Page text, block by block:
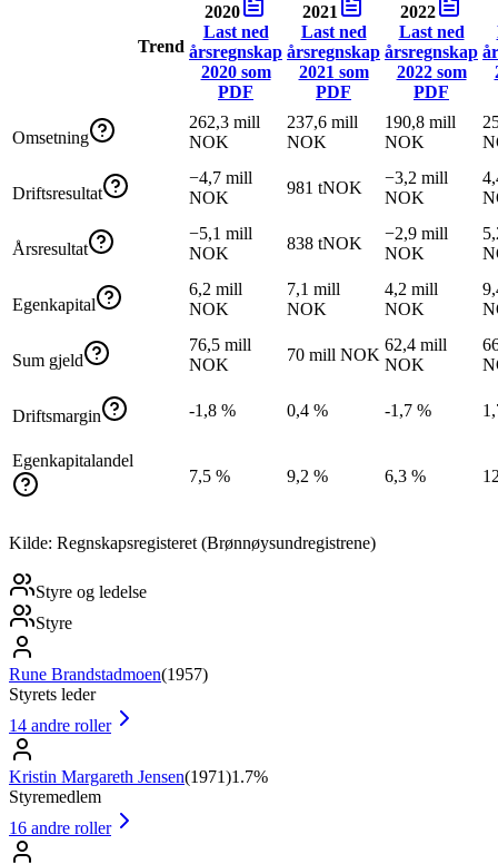
Trend
2020
Last ned
årsregnskap
2020som
PDF
2021
Last ned
årsregnskap
2021 som
PDF
2022
Last ned
årsregnskap
2022som
PDF
Omsetning
262,3 mill
NOK
237,6 mill
NOK
190,8 mill
NOK
Driftsresultat
−4,7 mill
NOK
981 tNOK
−3,2 mill
NOK
Årsresultat
−5,1 mill
NOK
838 tNOK
−2,9 mill
NOK
Egenkapital
6,2 mill
NOK
7,1 mill
NOK
4,2 mill
NOK
Sum gjeld
76,5 mill
NOK
70 mill NOK
62,4 mill
NOK
Driftsmargin -1,8 % 0,4 % -1,7 %
Egenkapitalandel
7,5 %
9,2 % 6,3 %
Kilde: Regnskapsregisteret (Brønnøysundregistrene)
Styre og ledelse
Styre
Rune Brandstadmoen(1957)
Styrets leder
14 andre roller
Kristin Margareth Jensen(1971)1.7%
Styremedlem
16 andre roller